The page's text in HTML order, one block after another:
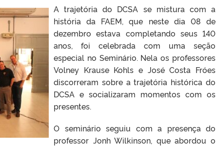
A trajetória do DCSA se mistura com a
história da FAEM, que neste dia 08 de
dezembro estava completando seus 140
anos, foi celebrada com uma seção
especial no Seminário. Nela os professores
Volney Krause Kohls e José Costa Fróes
discorreram sobre a trajetória histórica do
DCSA e socializaram momentos com os
presentes.
O seminário seguiu com a presença do
professor Jonh Wilkinson, que abordou o